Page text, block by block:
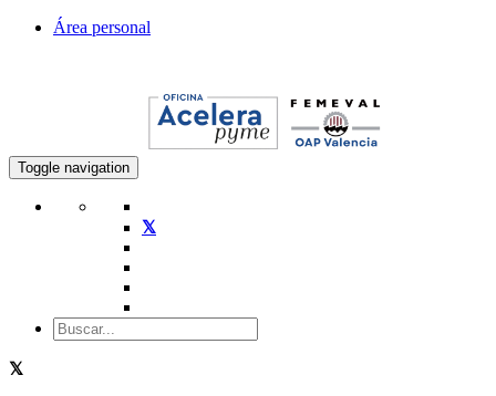
Área personal
Toggle navigation